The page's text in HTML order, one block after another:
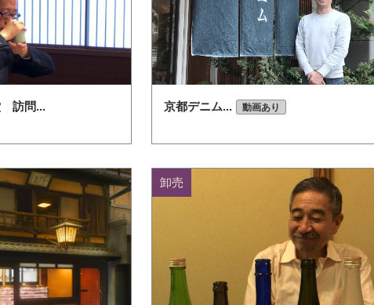
訪問... 京都デニム... 動画あり
卸売